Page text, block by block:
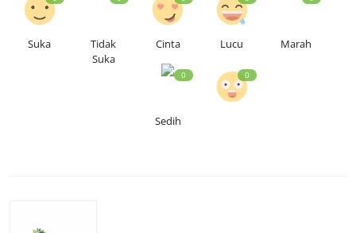
Suka
Tidak
Suka
Cinta Lucu Marah
0
Sedih
0